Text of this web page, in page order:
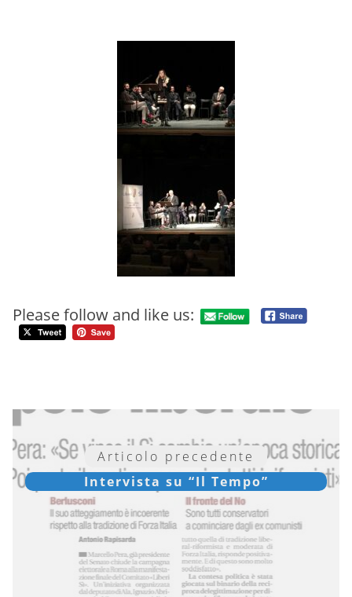
Please follow and like us:
Articolo precedente
Intervista su “Il Tempo”